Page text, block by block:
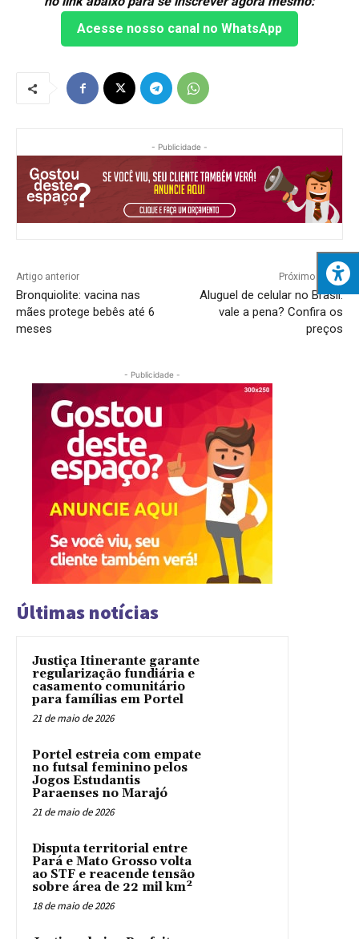
Acesse nosso canal no WhatsApp
- Publicidade -
Artigo anterior
Bronquiolite: vacina nas
mães protege bebês até 6
meses
Próximo artigo
Aluguel de celular no Brasil:
vale a pena? Confira os
preços
- Publicidade -
Últimas notícias
Justiça Itinerante garante
regularização fundiária e
casamento comunitário
para famílias em Portel
21 de maio de 2026
Portel estreia com empate
no futsal feminino pelos
Jogos Estudantis
Paraenses no Marajó
21 de maio de 2026
Disputa territorial entre
Pará e Mato Grosso volta
ao STF e reacende tensão
sobre área de 22 mil km²
18 de maio de 2026